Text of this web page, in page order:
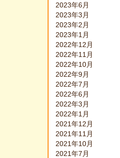
2023年6月
2023年3月
2023年2月
2023年1月
2022年12月
2022年11月
2022年10月
2022年9月
2022年7月
2022年6月
2022年3月
2022年1月
2021年12月
2021年11月
2021年10月
2021年7月